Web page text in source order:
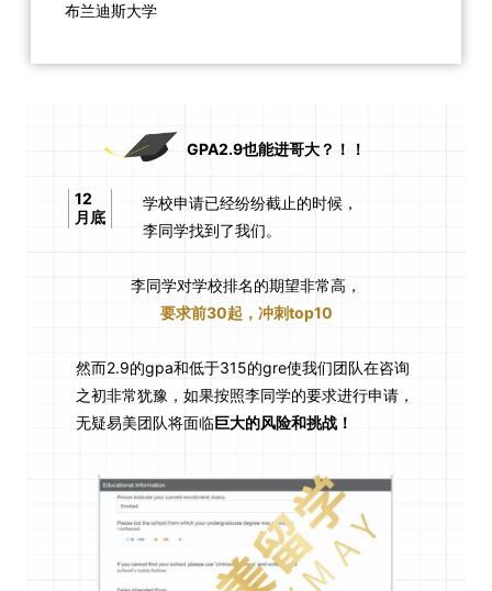
布兰迪斯大学
GPA2.9也能进哥大？！！
12
月底
学校申请已经纷纷截止的时候，
李同学找到了我们。
李同学对学校排名的期望非常高，
要求前30起，冲刺top10
然而2.9的gpa和低于315的gre使我们团队在咨询
之初非常犹豫，如果按照李同学的要求进行申请，
无疑易美团队将面临巨大的风险和挑战！